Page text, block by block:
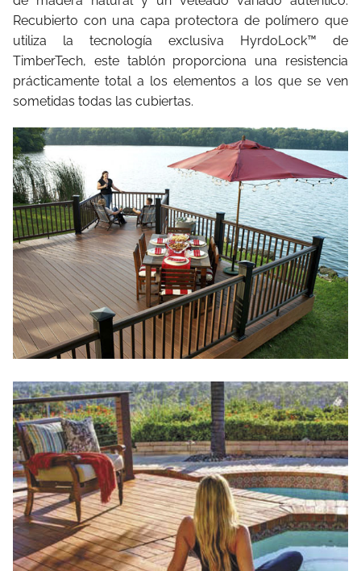
Recubierto con una capa protectora de polímero que
utiliza la tecnología exclusiva HyrdoLock™ de
TimberTech, este tablón proporciona una resistencia
prácticamente total a los elementos a los que se ven
sometidas todas las cubiertas.